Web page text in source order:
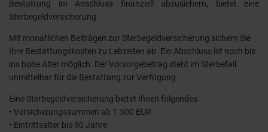
Bestattung im Anschluss finanziell abzusichern, bietet eine
Sterbegeldversicherung.
Mit monatlichen Beiträgen zur Sterbegeldversicherung sichern Sie
Ihre Bestattungskosten zu Lebzeiten ab. Ein Abschluss ist noch bis
ins hohe Alter möglich. Der Vorsorgebetrag steht im Sterbefall
unmittelbar für die Bestattung zur Verfügung.
Eine Sterbegeldversicherung bietet Ihnen folgendes:
• Versicherungssummen ab 1.500 EUR
• Eintrittsalter bis 90 Jahre